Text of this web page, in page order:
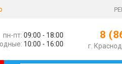
пн-пт: 09:00 - 18:00
10:00 - 16:00
8
г.